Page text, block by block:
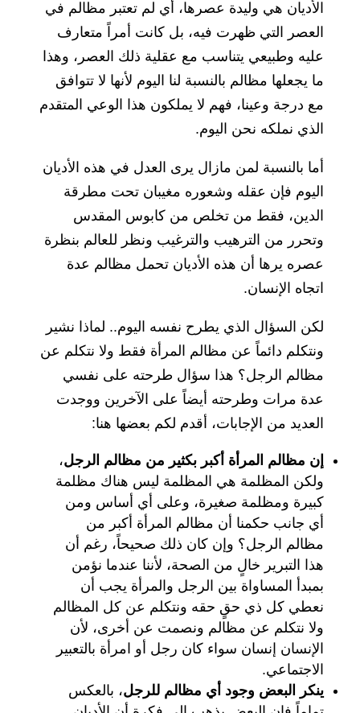
الأديان هي وليدة عصرها، أي لم تعتبر مظالم في
العصر التي ظهرت فيه، بل كانت أمراً متعارف
عليه وطبيعي يتناسب مع عقلية ذلك العصر، وهذا
ما يجعلها مظالم بالنسبة لنا اليوم لأنها لا تتوافق
مع درجة وعينا، فهم لا يملكون هذا الوعي المتقدم
الذي نملكه نحن اليوم.
أما بالنسبة لمن مازال يرى العدل في هذه الأديان
اليوم فإن عقله وشعوره مغيبان تحت مطرقة
الدين، فقط من تخلص من كابوس المقدس
وتحرر من الترهيب والترغيب ونظر للعالم بنظرة
عصره يرها أن هذه الأديان تحمل مظالم عدة
اتجاه الإنسان.
لكن السؤال الذي يطرح نفسه اليوم.. لماذا نشير
ونتكلم دائماً عن مظالم المرأة فقط ولا نتكلم عن
مظالم الرجل؟ هذا سؤال طرحته على نفسي
عدة مرات وطرحته أيضاً على الآخرين ووجدت
العديد من الإجابات، أقدم لكم بعضها هنا:
إن مظالم المرأة أكبر بكثير من مظالم الرجل،
ولكن المظلمة هي المظلمة ليس هناك مظلمة
كبيرة ومظلمة صغيرة، وعلى أي أساس ومن
أي جانب حكمنا أن مظالم المرأة أكبر من
مظالم الرجل؟ وإن كان ذلك صحيحاً، رغم أن
هذا التبرير خالٍ من الصحة، لأننا عندما نؤمن
بمبدأ المساواة بين الرجل والمرأة يجب أن
نعطي كل ذي حقٍ حقه ونتكلم عن كل المظالم
ولا نتكلم عن مظالم ونصمت عن أخرى، لأن
الإنسان إنسان سواء كان رجل أو امرأة بالتعبير
الاجتماعي.
ينكر البعض وجود أي مظالم للرجل، بالعكس